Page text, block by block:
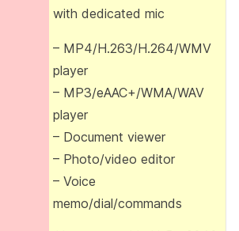
with dedicated mic
– MP4/H.263/H.264/WMV
player
– MP3/eAAC+/WMA/WAV
player
– Document viewer
– Photo/video editor
– Voice
memo/dial/commands